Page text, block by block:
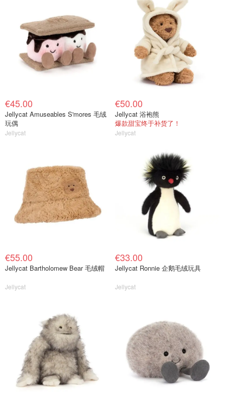
€45.00
Jellycat Amuseables S'mores 毛绒
玩偶
Jellycat
€50.00
Jellycat 浴袍熊
爆款甜宝终于补货了！
Jellycat
€55.00
Jellycat Bartholomew Bear 毛绒帽
Jellycat
€33.00
Jellycat Ronnie 企鹅毛绒玩具
Jellycat